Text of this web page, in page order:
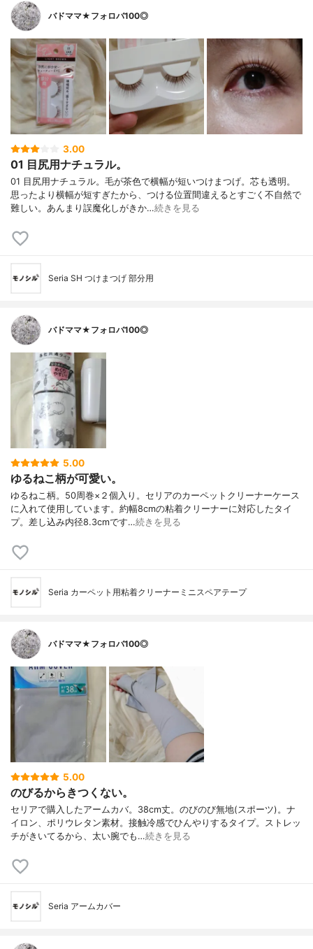
バドママ★フォロバ100◎
3.00
01 目尻用ナチュラル。
01 目尻用ナチュラル。毛が茶色で横幅が短いつけまつげ。芯も透明。
思ったより横幅が短すぎたから、つける位置間違えるとすごく不自然で
難しい。あんまり誤魔化しがきか…続きを見る
Seria SH つけまつげ 部分用
バドママ★フォロバ100◎
5.00
ゆるねこ柄が可愛い。
ゆるねこ柄。50周巻×２個入り。セリアのカーペットクリーナーケース
に入れて使用しています。約幅8cmの粘着クリーナーに対応したタイ
プ。差し込み内径8.3cmです…続きを見る
Seria カーペット用粘着クリーナーミニスペアテープ
バドママ★フォロバ100◎
5.00
のびるからきつくない。
セリアで購入したアームカバ。38cm丈。のびのび無地(スポーツ)。ナ
イロン、ポリウレタン素材。接触冷感でひんやりするタイプ。ストレッ
チがきいてるから、太い腕でも…続きを見る
Seria アームカバー